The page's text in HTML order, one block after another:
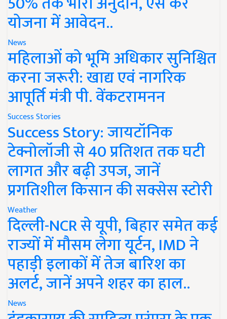
योजना में आवेदन..
News
महिलाओं को भूमि अधिकार सुनिश्चित
करना जरूरी: खाद्य एवं नागरिक
आपूर्ति मंत्री पी. वेंकटरामनन
Success Stories
Success Story: जायटॉनिक
टेक्नोलॉजी से 40 प्रतिशत तक घटी
लागत और बढ़ी उपज, जानें
प्रगतिशील किसान की सक्सेस स्टोरी
Weather
दिल्ली-NCR से यूपी, बिहार समेत कई
राज्यों में मौसम लेगा यूर्टन, IMD ने
पहाड़ी इलाकों में तेज बारिश का
अलर्ट, जानें अपने शहर का हाल..
News